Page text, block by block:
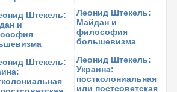
Леонид Штекель:
Майдан и
философия
большевизма
Леонид Штекель:
Украина:
постколониальная
или постсоветская